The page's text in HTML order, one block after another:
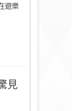
遊樂
見